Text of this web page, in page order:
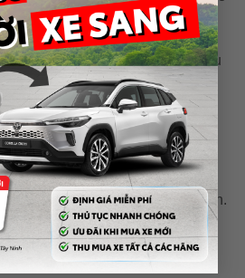
hơn.
Sequoia không phải là thấp, điều
cho những ai có ngân sách hạn
SUV đáng giá cho những ai
xe mạnh mẽ, tiện nghi và an toàn.
dài và những cải tiến liên tục,
thế của mình trong lòng người